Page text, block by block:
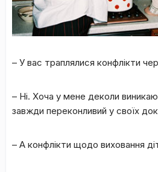
– У вас траплялися конфлікти
– Ні. Хоча у мене деколи
завжди переконливий у своїх
– А конфлікти щодо виховання